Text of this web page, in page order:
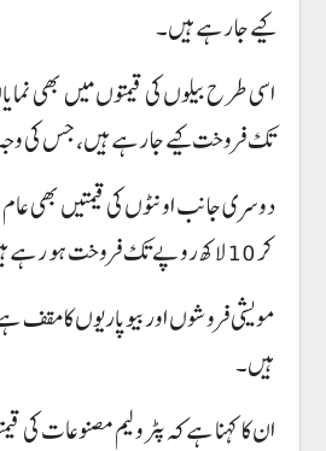
کیے جا رہے ہیں۔
تک فروخت کیے جا رہے ہیں، جس کی وجہ
کر 10 لاکھ روپے تک فروخت ہو رہے ہیں، جبکہ اعلی نسل کے جانوروں کی قیمت اس سے بھی کہیں زیادہ بتائی جا رہی ہے۔
مویشی فروشوں اور بیوپاریوں کا مقف
ہیں۔
ان کا کہنا ہے کہ پٹرولیم مصنوعات